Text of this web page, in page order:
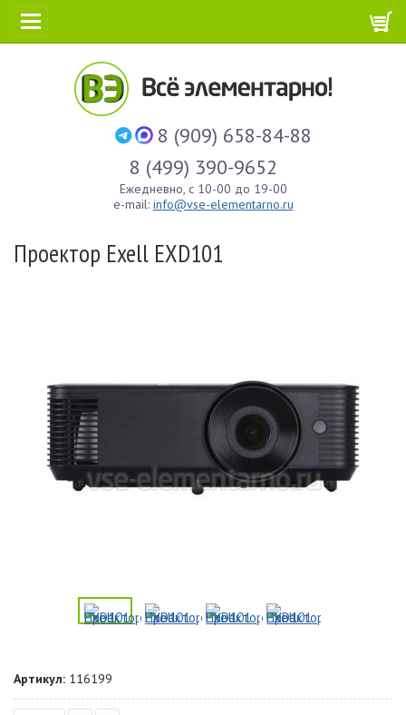
8 (909) 658-84-88
8 (499) 390-9652
Ежедневно, с 10-00 до 19-00
e-mail: info@vse-elementarno.ru
Проектор Exell EXD101
Артикул: 116199